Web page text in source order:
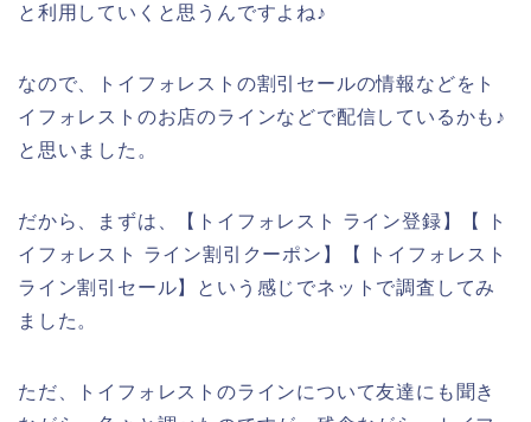
と利用していくと思うんですよね♪
なので、トイフォレストの割引セールの情報などをト
イフォレストのお店のラインなどで配信しているかも♪
と思いました。
だから、まずは、【トイフォレスト ライン登録】【 ト
イフォレスト ライン割引クーポン】【 トイフォレスト
ライン割引セール】という感じでネットで調査してみ
ました。
ただ、トイフォレストのラインについて友達にも聞き